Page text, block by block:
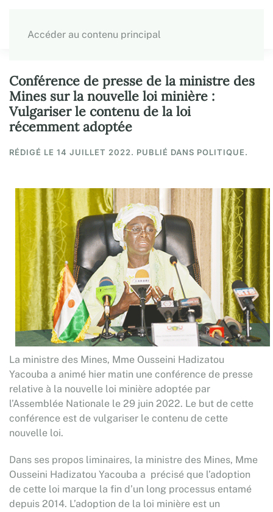
Accéder au contenu principal
Conférence de presse de la ministre des
Mines sur la nouvelle loi minière :
Vulgariser le contenu de la loi
récemment adoptée
RÉDIGÉ LE 14 JUILLET 2022. PUBLIÉ DANS POLITIQUE.
La ministre des Mines, Mme Ousseini Hadizatou
Yacouba a animé hier matin une conférence de presse
relative à la nouvelle loi minière adoptée par
l’Assemblée Nationale le 29 juin 2022. Le but de cette
conférence est de vulgariser le contenu de cette
nouvelle loi.
Dans ses propos liminaires, la ministre des Mines, Mme
Ousseini Hadizatou Yacouba a précisé que l’adoption
de cette loi marque la fin d’un long processus entamé
depuis 2014. L’adoption de la loi minière est un